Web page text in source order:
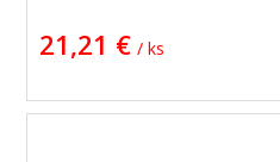
21,21 € / ks